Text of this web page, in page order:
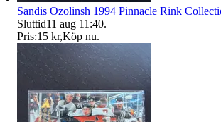
Sandis Ozolinsh 1994 Pinnacle Rink
Sluttid11 aug 11:40.
Pris:15 kr,Köp nu.